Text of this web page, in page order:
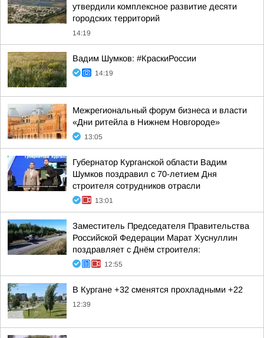
утвердили комплексное развитие десяти
городских территорий
14:19
Вадим Шумков: #КраскиРоссии
14:19
Межрегиональный форум бизнеса и власти
«Дни ритейла в Нижнем Новгороде»
13:05
Губернатор Курганской области Вадим
Шумков поздравил с 70-летием Дня
строителя сотрудников отрасли
13:01
Заместитель Председателя Правительства
Российской Федерации Марат Хуснуллин
поздравляет с Днём строителя:
12:55
В Кургане +32 сменятся прохладными +22
12:39